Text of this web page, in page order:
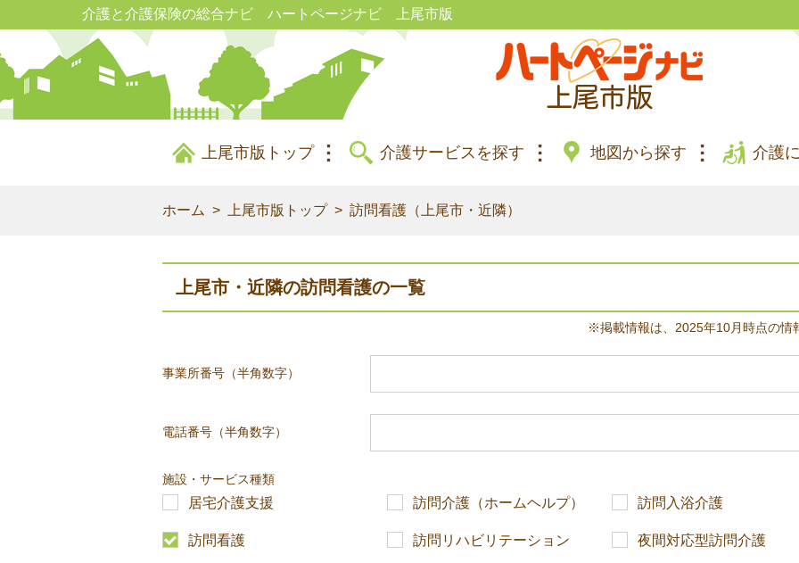
介護と介護保険の総合ナビ ハートページナビ 上尾市版
上尾市版トップ 介護サービスを探す 地図から探す 介護
ホーム 上尾市版トップ 訪問看護（上尾市・近隣）
上尾市・近隣の訪問看護の一覧
※掲載情報は、2025年10月時点の情
事業所番号（半角数字）
電話番号（半角数字）
施設・サービス種類
居宅介護支援 訪問介護（ホームヘルプ） 訪問入浴介護
訪問看護 訪問リハビリテーション 夜間対応型訪問介護